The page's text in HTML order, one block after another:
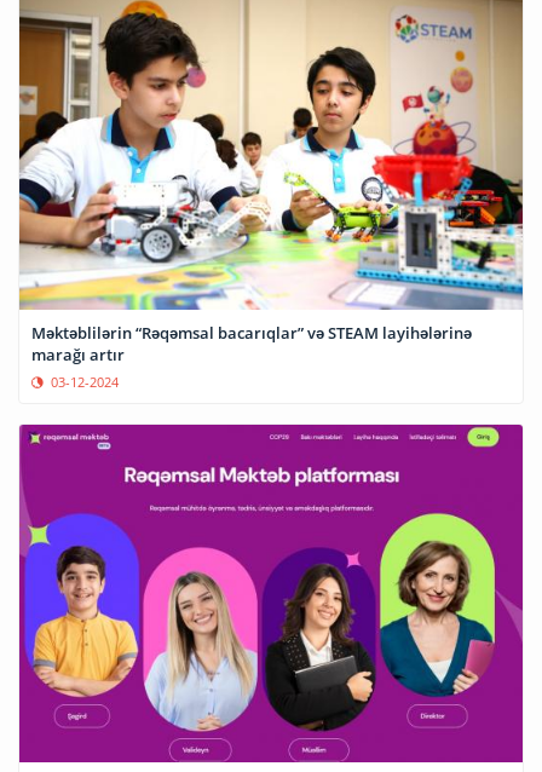
Məktəblilərin “Rəqəmsal bacarıqlar” və STEAM layihələrinə
marağı artır
03-12-2024